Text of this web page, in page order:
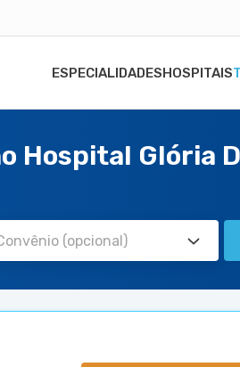
ESPECIALIDADESHOSPITAIS
Hospital Glória